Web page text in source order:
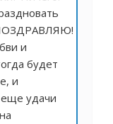
и
будет
и
еще удачи